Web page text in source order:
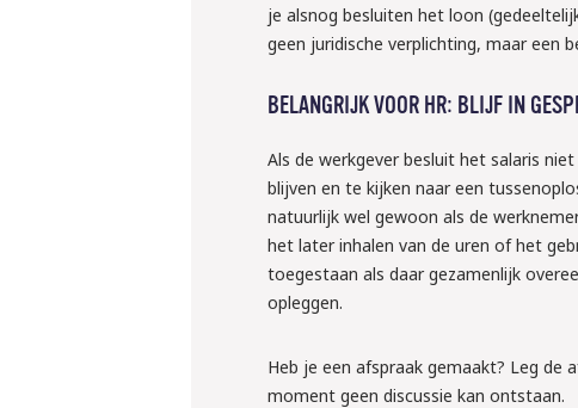
je alsnog besluiten het loon
geen juridische verplichting, maar een
BELANGRIJK VOOR HR: BLIJF IN
Als de werkgever besluit het salaris
blijven en te kijken naar een
natuurlijk wel gewoon als de
het later inhalen van de uren of het
toegestaan als daar gezamenlijk
opleggen.
Heb je een afspraak gemaakt? Leg de
moment geen discussie kan ontstaan.